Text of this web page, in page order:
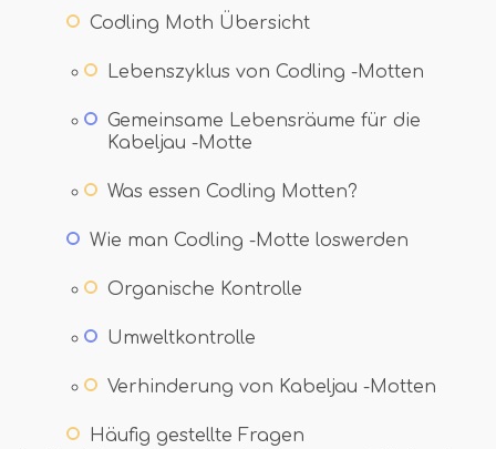
Codling Moth Übersicht
Lebenszyklus von Codling -Motten
Gemeinsame Lebensräume für die
Kabeljau -Motte
Was essen Codling Motten?
Wie man Codling -Motte loswerden
Organische Kontrolle
Umweltkontrolle
Verhinderung von Kabeljau -Motten
Häufig gestellte Fragen